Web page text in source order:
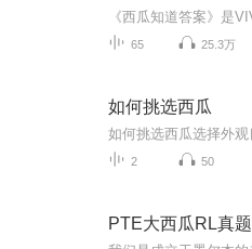
65 25.3万
如何挑选西瓜
2 50
PTE大西瓜RL真题